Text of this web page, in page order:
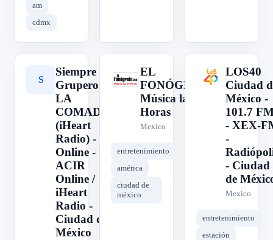
am
cdmx
S
Siempre
Gruperos de
LA
COMADRE
(iHeart
Radio) -
Online -
ACIR
Online /
iHeart
Radio -
Ciudad de
México
E
EL
FONÓGRAFO:
Música las 24
Horas
Mexico
entretenimiento
américa
ciudad de
méxico
L
LOS40
Ciudad
México -
101.7
- XEX-
-
- Ciudad
de
Mexico
entretenimiento
estación